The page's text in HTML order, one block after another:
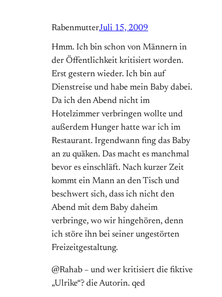
RabenmutterJuli 15, 2009
Hmm. Ich bin schon von Männern in
der Öffentlichkeit kritisiert worden.
Erst gestern wieder. Ich bin auf
Dienstreise und habe mein Baby dabei.
Da ich den Abend nicht im
Hotelzimmer verbringen wollte und
außerdem Hunger hatte war ich im
Restaurant. Irgendwann fing das Baby
an zu quäken. Das macht es manchmal
bevor es einschläft. Nach kurzer Zeit
kommt ein Mann an den Tisch und
beschwert sich, dass ich nicht den
Abend mit dem Baby daheim
verbringe, wo wir hingehören, denn
ich störe ihn bei seiner ungestörten
Freizeitgestaltung.
@Rahab – und wer kritisiert die fiktive
„Ulrike“? die Autorin. qed